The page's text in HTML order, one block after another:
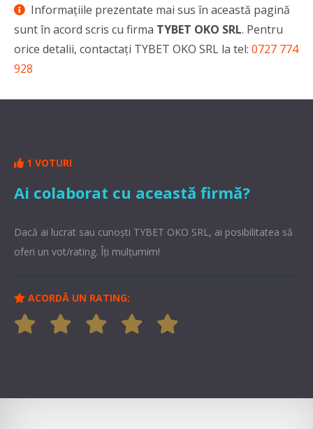
Informaţiile prezentate mai sus în această pagină
sunt în acord scris cu firma TYBET OKO SRL. Pentru
orice detalii, contactaţi TYBET OKO SRL la tel: 0727 774
928
1 VOTURI
Ai colaborat cu această firmă?
Dacă ai lucrat sau cunoşti TYBET OKO SRL, ai posibilitatea să
oferi un vot/rating. Îți mulțumim!
ACORDĂ UN RATING: